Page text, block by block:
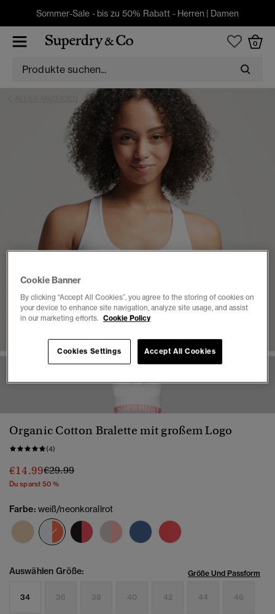
Sommer-Sale - bis zu 50% Rabatt - Herren | Damen
0
1 2 3 4
Organic Cotton Bralette mit großem Logo
(4)
€14.99Preis wurde reduziert von
€29.99bis
Du sparst 50 %
Farbe: weiß/neonkorallrot
Ausgewählt
Auswählen Größe: Größe Und Passform
34 36 38 40 42 44 46
Cookie Banner
By clicking “Accept All Cookies”, you agree to the storing of cookies on
your device to enhance site navigation, analyze site usage, and assist
in our marketing efforts. Cookie Policy
Accept All Cookies
Cookies Settings